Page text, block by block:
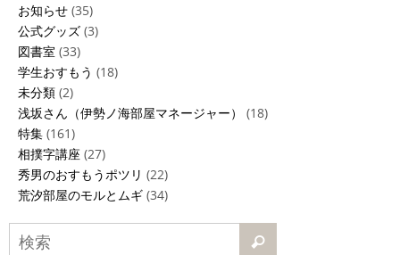
お知らせ (35)
公式グッズ (3)
図書室 (33)
学生おすもう (18)
未分類 (2)
浅坂さん（伊勢ノ海部屋マネージャー）
(18)
特集 (161)
相撲字講座 (27)
秀男のおすもうポツリ (22)
荒汐部屋のモルとムギ (34)